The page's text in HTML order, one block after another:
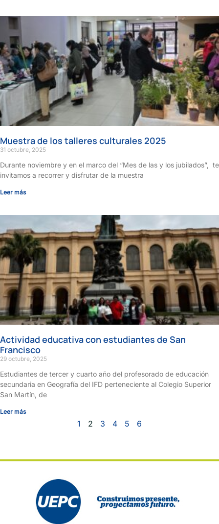
Muestra de los talleres culturales 2025
31 octubre, 2025
Durante noviembre y en el marco del “Mes de las y los jubilados”, te
invitamos a recorrer y disfrutar de la muestra
Leer más
Actividad educativa con estudiantes de San
Francisco
29 octubre, 2025
Estudiantes de tercer y cuarto año del profesorado de educación
secundaria en Geografía del IFD perteneciente al Colegio Superior
San Martín, de
Leer más
1 2 3 4 5 6